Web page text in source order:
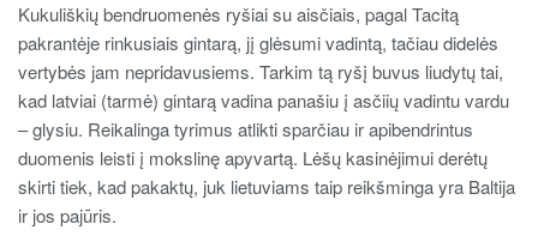
Kukuliškių bendruomenės ryšiai su aisčiais, pagal Tacitą
pakrantėje rinkusiais gintarą, jį glėsumi vadintą, tačiau didelės
vertybės jam nepridavusiems. Tarkim tą ryšį buvus liudytų tai,
kad latviai (tarmė) gintarą vadina panašiu į asčiių vadintu vardu
– glysiu. Reikalinga tyrimus atlikti sparčiau ir apibendrintus
duomenis leisti į mokslinę apyvartą. Lėšų kasinėjimui derėtų
skirti tiek, kad pakaktų, juk lietuviams taip reikšminga yra Baltija
ir jos pajūris.